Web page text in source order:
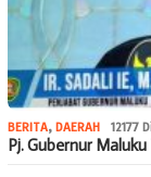
BERITA, DAERAH 12177
Pj. Gubernur